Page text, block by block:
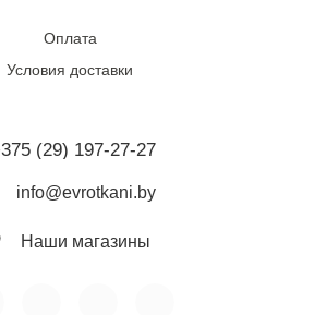
рельефная, матовая
Очень высокая
Оплата
Условия доставки
(29) 197-27-27
info@evrotkani.by
Наши магазины